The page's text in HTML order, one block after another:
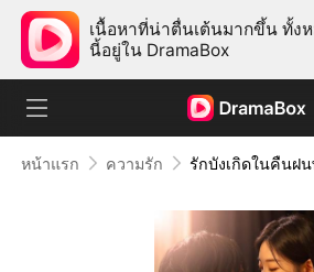
เนื้อหาที่น่าตื่นเต้นมากขึ้น ทั้ง
นี้อยู่ใน DramaBox
หน้าแรก ความรัก รักบังเกิดในคืนฝน